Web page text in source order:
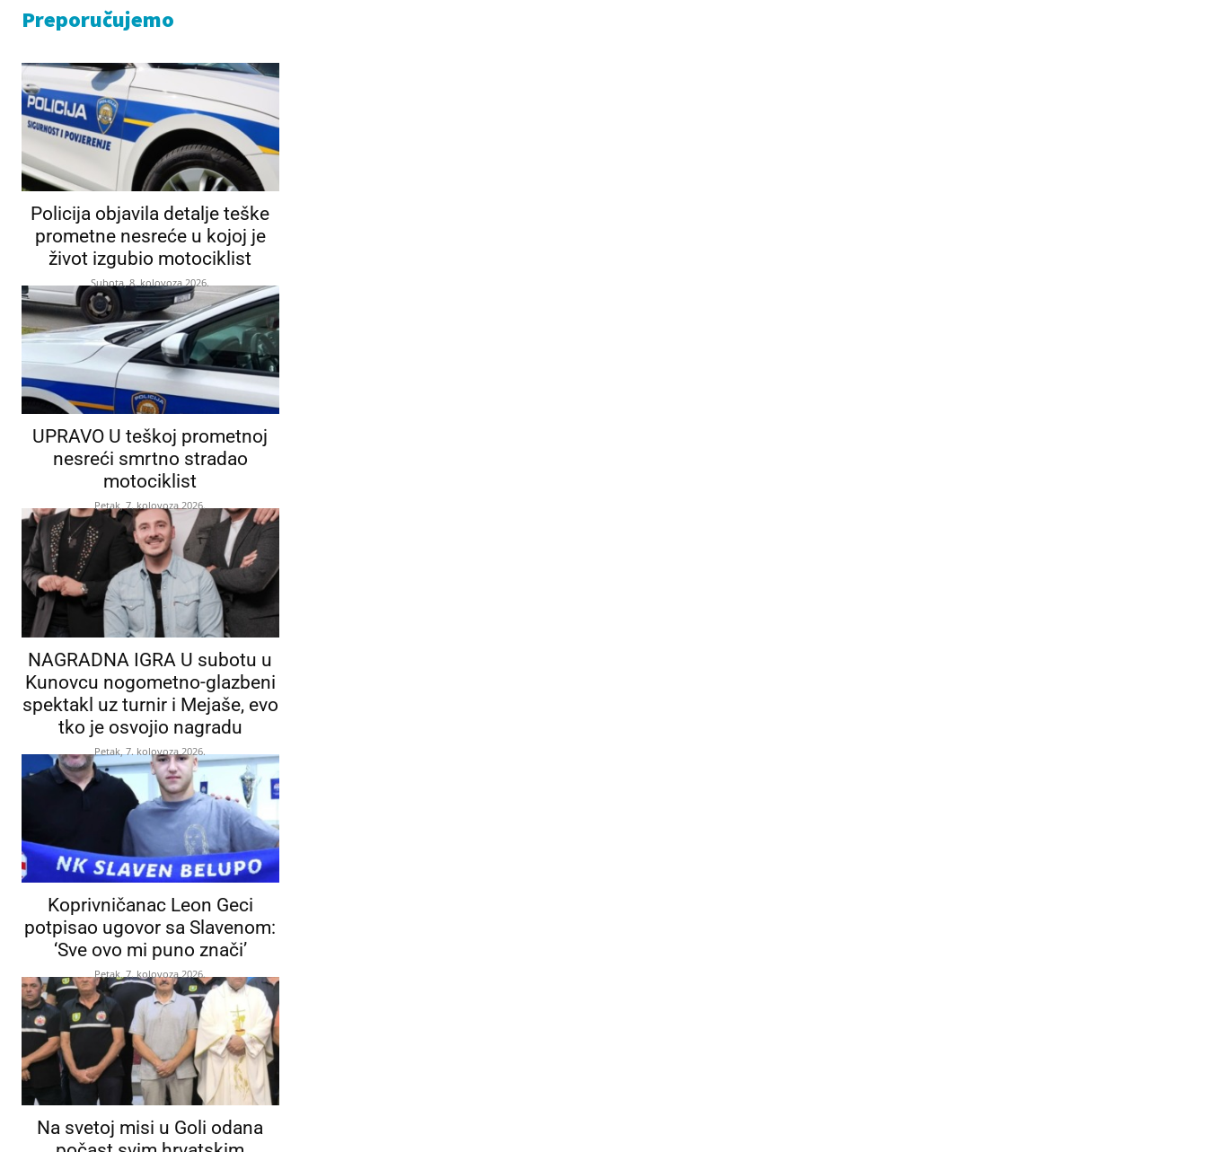
Preporučujemo
Policija objavila detalje teške
prometne nesreće u kojoj je
život izgubio motociklist
Subota, 8. kolovoza 2026.
UPRAVO U teškoj prometnoj
nesreći smrtno stradao
motociklist
Petak, 7. kolovoza 2026.
NAGRADNA IGRA U subotu u
Kunovcu nogometno-glazbeni
spektakl uz turnir i Mejaše, evo
tko je osvojio nagradu
Petak, 7. kolovoza 2026.
Koprivničanac Leon Geci
potpisao ugovor sa Slavenom:
‘Sve ovo mi puno znači’
Petak, 7. kolovoza 2026.
Na svetoj misi u Goli odana